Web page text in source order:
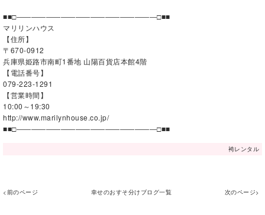
■■□―――――――――――――――――――□■■
マリリンハウス
【住所】
〒670-0912
兵庫県姫路市南町1番地 山陽百貨店本館4階
【電話番号】
079-223-1291
【営業時間】
10:00～19:30
http://www.marilynhouse.co.jp/
■■□―――――――――――――――――――□■■
袴レンタル
<前のページ 幸せのおすそ分けブログ一覧 次のページ>